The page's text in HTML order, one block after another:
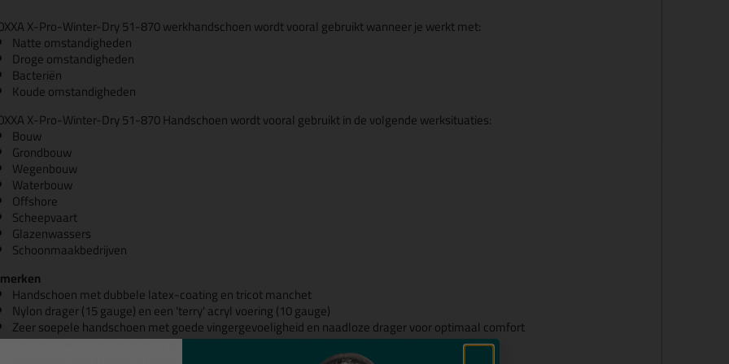
X-Pro-Winter-Dry 51-870 werkhandschoen wordt vooral gebruikt wanneer je werkt met:
Natte omstandigheden
Droge omstandigheden
Bacteriën
Koude omstandigheden
X-Pro-Winter-Dry 51-870 Handschoen wordt vooral gebruikt in de volgende werksituaties:
Bouw
Grondbouw
Wegenbouw
Waterbouw
Offshore
Scheepvaart
Glazenwassers
Schoonmaakbedrijven
Handschoen met dubbele latex-coating en tricot manchet
Nylon drager (15 gauge) en een 'terry' acryl voering (10 gauge)
Zeer soepele handschoen met goede vingergevoeligheid en naadloze drager voor optimaal comfort
De combinatie van de volledig gladde latex-coating maakt de handschoen vloeistofdicht